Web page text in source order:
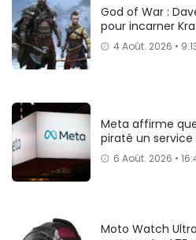
God of War :
pour incarner
4 Août. 2026 •
Meta affirme que
piraté un
6 Août. 2026 •
Moto Watch